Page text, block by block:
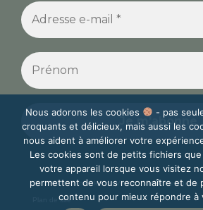
Conditions Générales de Vente Mentions légales
Plan de site
Nous adorons les cookies
- pas
croquants et délicieux, mais aussi les
nous aident à améliorer votre
Les cookies sont de petits fichiers
votre appareil lorsque vous visitez
permettent de vous reconnaître et de
contenu pour mieux répondre à